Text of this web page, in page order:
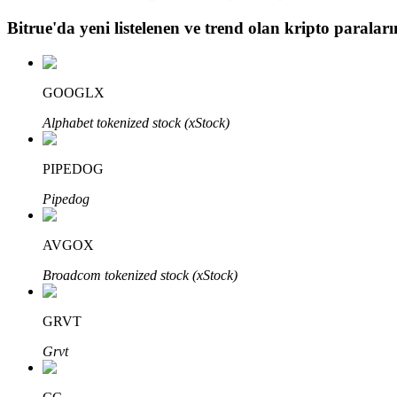
BTR Kilitleme
BTR sahiplerine özel yatırımlar
Krediler
Kripto destekli borçlanma hizmeti
Bitrue'da yeni listelenen ve trend olan kripto
GOOGLX
Alphabet tokenized stock (xStock)
PIPEDOG
Pipedog
AVGOX
Broadcom tokenized stock (xStock)
GRVT
Grvt